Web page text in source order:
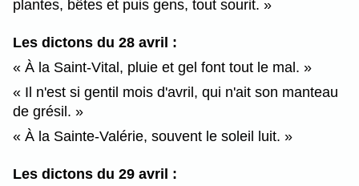
plantes, bêtes et puis gens, tout sourit.
Les dictons du 28 avril :
À la Saint-Vital, pluie et gel font tout le mal.
Il n'est si gentil mois d'avril, qui n'ait son manteau
de grésil.
À la Sainte-Valérie, souvent le soleil luit.
Les dictons du 29 avril :